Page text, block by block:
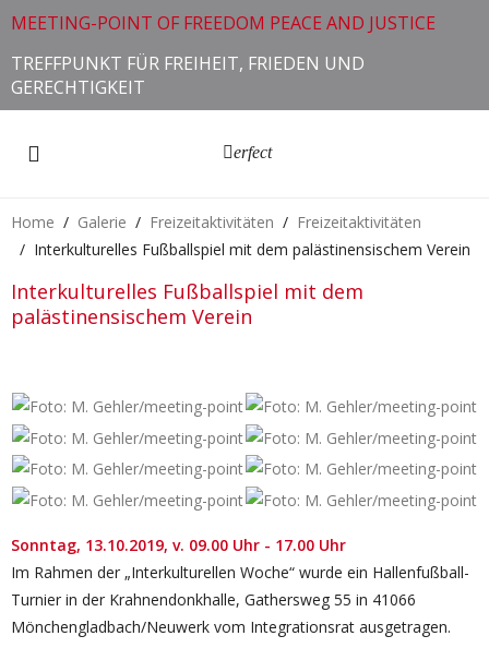
MEETING-POINT OF FREEDOM PEACE AND JUSTICE
TREFFPUNKT FÜR FREIHEIT, FRIEDEN UND
GERECHTIGKEIT
erfect
Home Galerie Freizeitaktivitäten
Freizeitaktivitäten
Interkulturelles Fußballspiel mit dem palästinensischem Verein
Interkulturelles Fußballspiel mit dem
palästinensischem Verein
Sonntag, 13.10.2019, v. 09.00 Uhr - 17.00 Uhr
Im Rahmen der „Interkulturellen Woche“ wurde ein Hallenfußball-
Turnier in der Krahnendonkhalle, Gathersweg 55 in 41066
Mönchengladbach/Neuwerk vom Integrationsrat ausgetragen.